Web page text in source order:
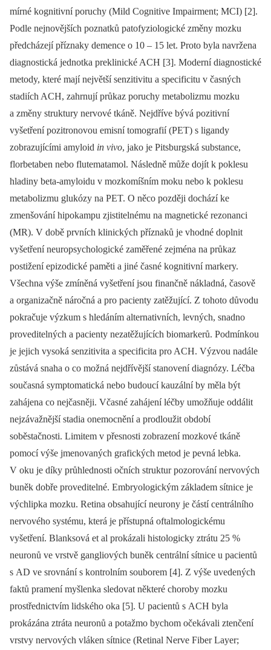
mírné kognitivní poruchy (Mild Cognitive Impairment; MCI) [2].
Podle nejnovějších poznatků patofyziologické změny mozku
předcházejí příznaky demence o 10 –⁠ 15 let. Proto byla navržena
diagnostická jednotka preklinické ACH [3]. Moderní diagnostické
metody, které mají největší senzitivitu a specificitu v časných
stadiích ACH, zahrnují průkaz poruchy metabolizmu mozku
a změny struktury nervové tkáně. Nejdříve bývá pozitivní
vyšetření pozitronovou emisní tomografií (PET) s ligandy
zobrazujícími amyloid in vivo, jako je Pitsburgská substance,
florbetaben nebo flutematamol. Následně může dojít k poklesu
hladiny beta-amyloidu v mozkomíšním moku nebo k poklesu
metabolizmu glukózy na PET. O něco později dochází ke
zmenšování hipokampu zjistitelnému na magnetické rezonanci
(MR). V době prvních klinických příznaků je vhodné doplnit
vyšetření neuropsychologické zaměřené zejména na průkaz
postižení epizodické paměti a jiné časné kognitivní markery.
Všechna výše zmíněná vyšetření jsou finančně nákladná, časově
a organizačně náročná a pro pacienty zatěžující. Z tohoto důvodu
pokračuje výzkum s hledáním alternativních, levných, snadno
proveditelných a pacienty nezatěžujících biomarkerů. Podmínkou
je jejich vysoká senzitivita a specificita pro ACH. Výzvou nadále
zůstává snaha o co možná nejdřívější stanovení diagnózy. Léčba
současná symptomatická nebo budoucí kauzální by měla být
zahájena co nejčasněji. Včasné zahájení léčby umožňuje oddálit
nejzávažnější stadia onemocnění a prodloužit období
soběstačnosti. Limitem v přesnosti zobrazení mozkové tkáně
pomocí výše jmenovaných grafických metod je pevná lebka.
V oku je díky průhlednosti očních struktur pozorování nervových
buněk dobře proveditelné. Embryologickým základem sítnice je
výchlipka mozku. Retina obsahující neurony je částí centrálního
nervového systému, která je přístupná oftalmologickému
vyšetření. Blanksová et al prokázali histologicky ztrátu 25 %
neuronů ve vrstvě gangliových buněk centrální sítnice u pacientů
s AD ve srovnání s kontrolním souborem [4]. Z výše uvedených
faktů pramení myšlenka sledovat některé choroby mozku
prostřednictvím lidského oka [5]. U pacientů s ACH byla
prokázána ztráta neuronů a potažmo bychom očekávali ztenčení
vrstvy nervových vláken sítnice (Retinal Nerve Fiber Layer;